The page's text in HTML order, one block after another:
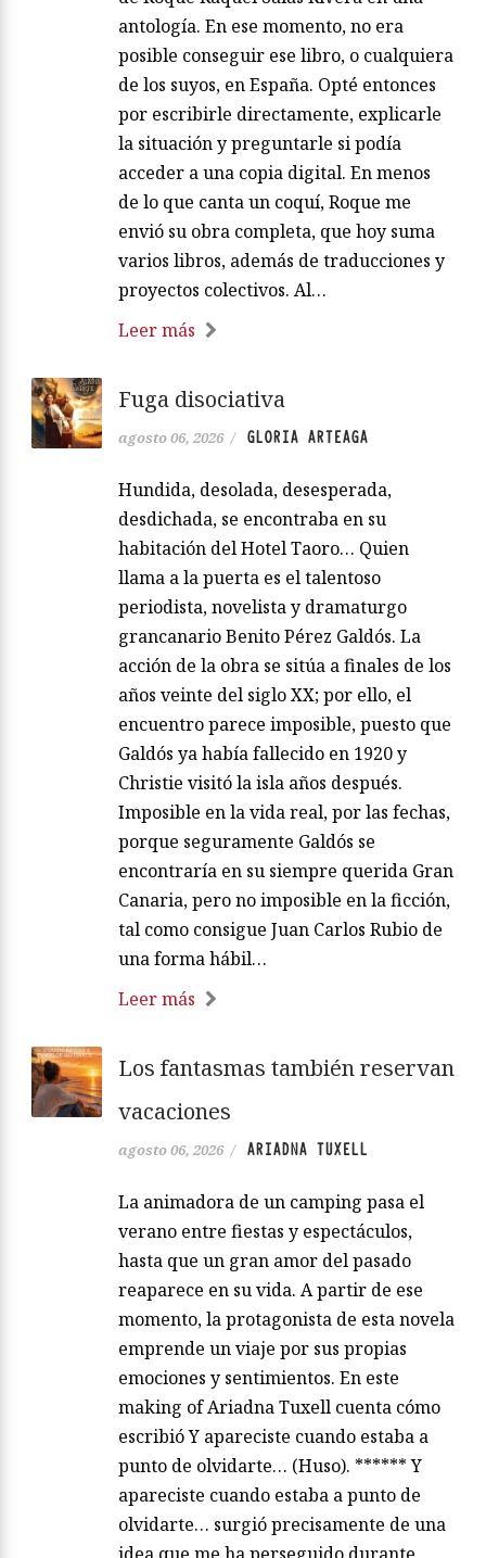
antología. En ese momento, no era
posible conseguir ese libro, o cualquiera
de los suyos, en España. Opté entonces
por escribirle directamente, explicarle
la situación y preguntarle si podía
acceder a una copia digital. En menos
de lo que canta un coquí, Roque me
envió su obra completa, que hoy suma
varios libros, además de traducciones y
proyectos colectivos. Al…
Leer más
Fuga disociativa
agosto 06, 2026 / GLORIA ARTEAGA
Hundida, desolada, desesperada,
desdichada, se encontraba en su
habitación del Hotel Taoro… Quien
llama a la puerta es el talentoso
periodista, novelista y dramaturgo
grancanario Benito Pérez Galdós. La
acción de la obra se sitúa a finales de los
años veinte del siglo XX; por ello, el
encuentro parece imposible, puesto que
Galdós ya había fallecido en 1920 y
Christie visitó la isla años después.
Imposible en la vida real, por las fechas,
porque seguramente Galdós se
encontraría en su siempre querida Gran
Canaria, pero no imposible en la ficción,
tal como consigue Juan Carlos Rubio de
una forma hábil…
Leer más
Los fantasmas también reservan
vacaciones
agosto 06, 2026 / ARIADNA TUXELL
La animadora de un camping pasa el
verano entre fiestas y espectáculos,
hasta que un gran amor del pasado
reaparece en su vida. A partir de ese
momento, la protagonista de esta novela
emprende un viaje por sus propias
emociones y sentimientos. En este
making of Ariadna Tuxell cuenta cómo
escribió Y apareciste cuando estaba a
punto de olvidarte… (Huso). ****** Y
apareciste cuando estaba a punto de
olvidarte… surgió precisamente de una